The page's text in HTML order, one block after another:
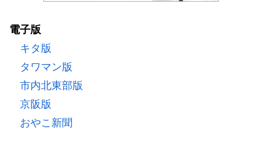
電子版
キタ版
タワマン版
市内北東部版
京阪版
おやこ新聞